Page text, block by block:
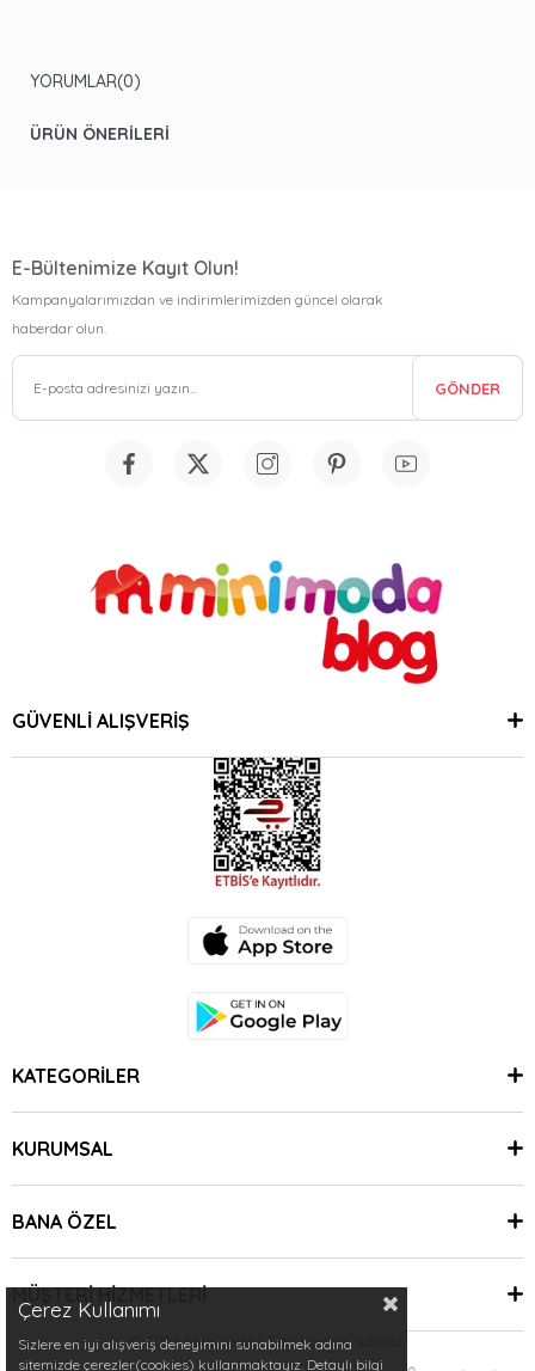
YORUMLAR(0)
ÜRÜN ÖNERILERI
E-Bültenimize Kayıt Olun!
Kampanyalarımızdan ve indirimlerimizden güncel olarak
haberdar olun.
GÖNDER
GÜVENLİ ALIŞVERİŞ
KATEGORİLER
KURUMSAL
BANA ÖZEL
MÜŞTERİ HİZMETLERİ
© 2024 Minimoda | Tüm Hakları Saklıdır.
Çerez Kullanımı
Sizlere en iyi alışveriş deneyimini sunabilmek adına
sitemizde çerezler(cookies) kullanmaktayız. Detaylı bilgi